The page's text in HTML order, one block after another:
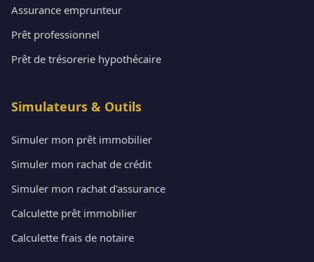
Assurance emprunteur
Prêt professionnel
Prêt de trésorerie hypothécaire
Simulateurs & Outils
Simuler mon prêt immobilier
Simuler mon rachat de crédit
Simuler mon rachat d'assurance
Calculette prêt immobilier
Calculette frais de notaire